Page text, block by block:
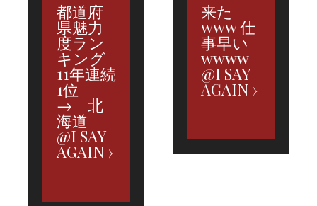
都道府
県魅力
度ラン
キング
11年連続
1位
→ 北
海道
@I SAY
AGAIN
来た
www 仕
事早い
wwww
@I SAY
AGAIN